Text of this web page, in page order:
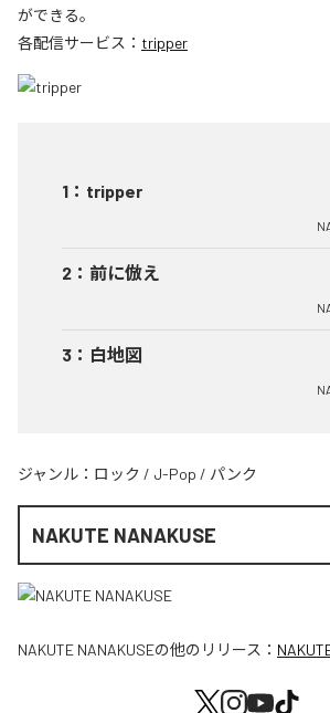
ができる。
各配信サービス： tripper
1 ： tripper
2 ： 前に倣え
3 ： 白地図
ジャンル： ロック / J-Pop / パンク
NAKUTE NANAKUSE
NAKUTE NANAKUSEの他のリリース：